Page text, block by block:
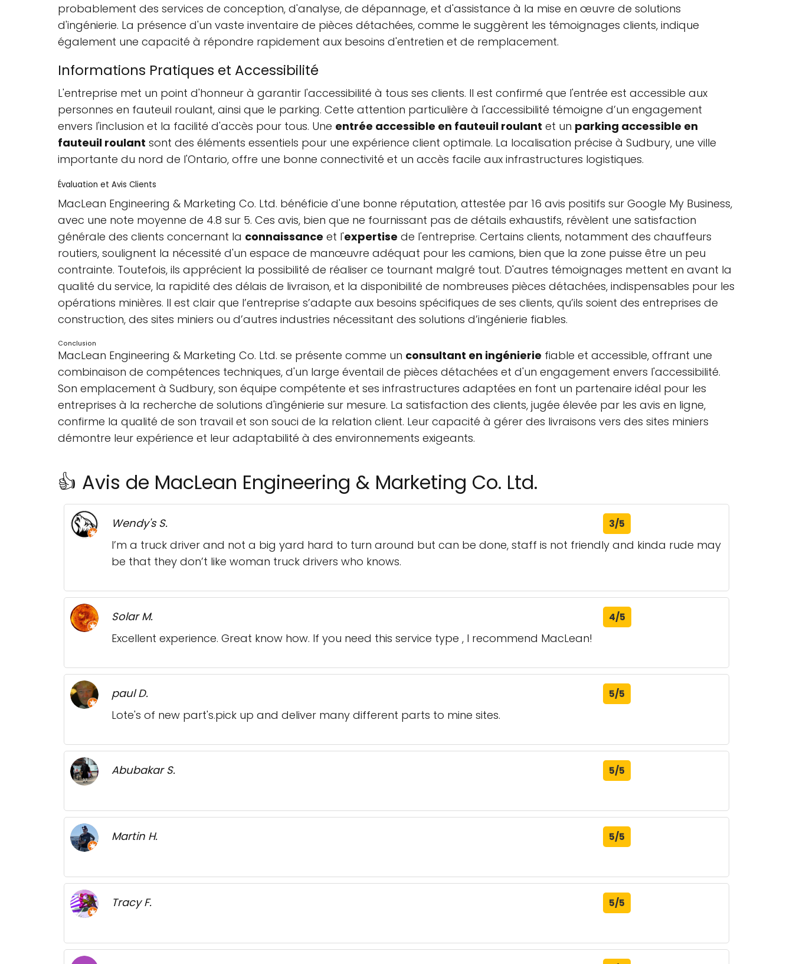
probablement des services de conception, d'analyse, de dépannage, et d'assistance à la mise en œuvre de solutions
d'ingénierie. La présence d'un vaste inventaire de pièces détachées, comme le suggèrent les témoignages clients, indique
également une capacité à répondre rapidement aux besoins d'entretien et de remplacement.
Informations Pratiques et Accessibilité
L'entreprise met un point d'honneur à garantir l'accessibilité à tous ses clients. Il est confirmé que l'entrée est accessible aux
personnes en fauteuil roulant, ainsi que le parking. Cette attention particulière à l'accessibilité témoigne d’un engagement
envers l'inclusion et la facilité d'accès pour tous. Une entrée accessible en fauteuil roulant et un parking accessible en
fauteuil roulant sont des éléments essentiels pour une expérience client optimale. La localisation précise à Sudbury, une ville
importante du nord de l'Ontario, offre une bonne connectivité et un accès facile aux infrastructures logistiques.
Évaluation et Avis Clients
MacLean Engineering & Marketing Co. Ltd. bénéficie d'une bonne réputation, attestée par 16 avis positifs sur Google My Business,
avec une note moyenne de 4.8 sur 5. Ces avis, bien que ne fournissant pas de détails exhaustifs, révèlent une satisfaction
générale des clients concernant la connaissance et l'expertise de l'entreprise. Certains clients, notamment des chauffeurs
routiers, soulignent la nécessité d'un espace de manœuvre adéquat pour les camions, bien que la zone puisse être un peu
contrainte. Toutefois, ils apprécient la possibilité de réaliser ce tournant malgré tout. D'autres témoignages mettent en avant la
qualité du service, la rapidité des délais de livraison, et la disponibilité de nombreuses pièces détachées, indispensables pour les
opérations minières. Il est clair que l’entreprise s’adapte aux besoins spécifiques de ses clients, qu’ils soient des entreprises de
construction, des sites miniers ou d’autres industries nécessitant des solutions d’ingénierie fiables.
Conclusion
MacLean Engineering & Marketing Co. Ltd. se présente comme un consultant en ingénierie fiable et accessible, offrant une
combinaison de compétences techniques, d'un large éventail de pièces détachées et d'un engagement envers l'accessibilité.
Son emplacement à Sudbury, son équipe compétente et ses infrastructures adaptées en font un partenaire idéal pour les
entreprises à la recherche de solutions d'ingénierie sur mesure. La satisfaction des clients, jugée élevée par les avis en ligne,
confirme la qualité de son travail et son souci de la relation client. Leur capacité à gérer des livraisons vers des sites miniers
démontre leur expérience et leur adaptabilité à des environnements exigeants.
👍 Avis de MacLean Engineering & Marketing Co. Ltd.
Wendy's S. 3/5
I’m a truck driver and not a big yard hard to turn around but can be done, staff is not friendly and kinda rude may
be that they don’t like woman truck drivers who knows.
Solar M. 4/5
Excellent experience. Great know how. If you need this service type , I recommend MacLean!
paul D. 5/5
Lote's of new part's.pick up and deliver many different parts to mine sites.
Abubakar S. 5/5
Martin H. 5/5
Tracy F. 5/5